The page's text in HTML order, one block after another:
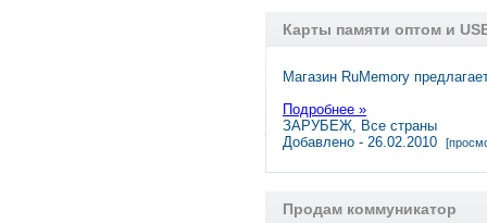
Карты памяти оптом и
Магазин RuMemory
Подробнее »
ЗАРУБЕЖ, Все страны
Добавлено - 26.02.2010
Продам коммуникатор